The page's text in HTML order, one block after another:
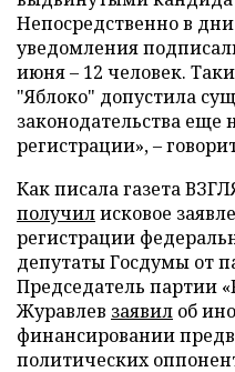
Непосредственно в
уведомления
июня – 12 человек.
"Яблоко" допустила
законодательства
регистрации», –
Как писала газета
получилисковое
регистрации
депутаты Госдумы от
Председатель партии
Журавлев заявил об
финансировании
политических